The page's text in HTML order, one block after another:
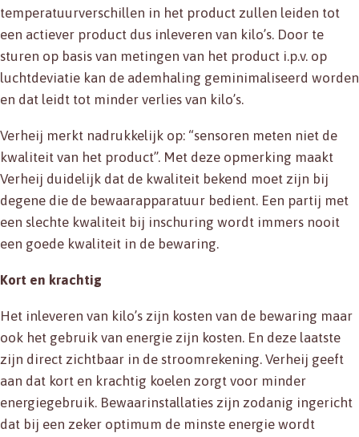
temperatuurverschillen in het product zullen leiden tot
een actiever product dus inleveren van kilo’s. Door te
sturen op basis van metingen van het product i.p.v. op
luchtdeviatie kan de ademhaling geminimaliseerd worden
en dat leidt tot minder verlies van kilo’s.
Verheij merkt nadrukkelijk op: “sensoren meten niet de
kwaliteit van het product”. Met deze opmerking maakt
Verheij duidelijk dat de kwaliteit bekend moet zijn bij
degene die de bewaarapparatuur bedient. Een partij met
een slechte kwaliteit bij inschuring wordt immers nooit
een goede kwaliteit in de bewaring.
Kort en krachtig
Het inleveren van kilo’s zijn kosten van de bewaring maar
ook het gebruik van energie zijn kosten. En deze laatste
zijn direct zichtbaar in de stroomrekening. Verheij geeft
aan dat kort en krachtig koelen zorgt voor minder
energiegebruik. Bewaarinstallaties zijn zodanig ingericht
dat bij een zeker optimum de minste energie wordt